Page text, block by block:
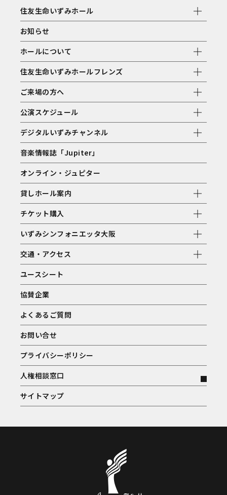
住友生命いずみホール
お知らせ
ホールについて
住友生命いずみホールフレンズ
ご来場の方へ
公演スケジュール
デジタルいずみチャンネル
音楽情報誌「Jupiter」
オンライン・ジュピター
貸しホール案内
チケット購入
いずみシンフォニエッタ大阪
交通・アクセス
ユースシート
協賛企業
よくあるご質問
お問い合せ
プライバシーポリシー
人権相談窓口
サイトマップ